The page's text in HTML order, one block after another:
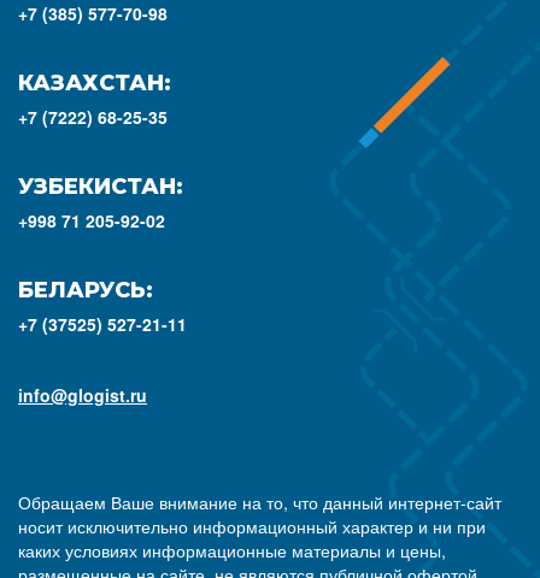
+7 (385) 577-70-98
КАЗАХСТАН:
+7 (7222) 68-25-35
УЗБЕКИСТАН:
+998 71 205-92-02
БЕЛАРУСЬ:
+7 (37525) 527-21-11
info@glogist.ru
Обращаем Ваше внимание на то, что данный интернет-сайт
носит исключительно информационный характер и ни при
каких условиях информационные материалы и цены,